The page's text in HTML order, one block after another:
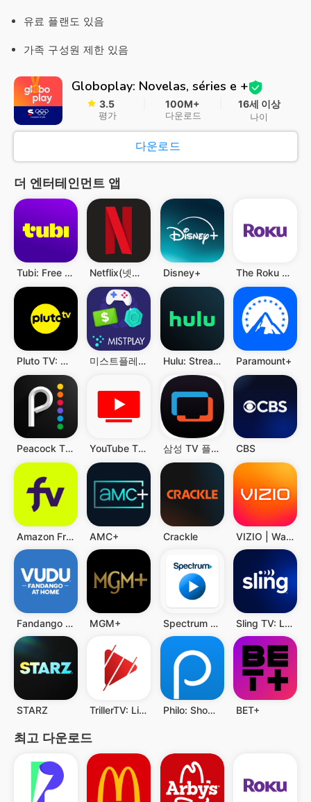
유료 플랜도 있음
가족 구성원 제한 있음
Globoplay: Novelas, séries e +
3.5
평가
100M+
다운로드
16세 이상
나이
다운로드
더 엔터테인먼트 앱
Tubi: Free Movies & Live TV Netflix(넷플릭스) Disney+ The Roku App (Official)
Pluto TV: Watch Free Movies/TV 미스트플레이 – 게임 플레이하고 리워드까지 받으세요 Hulu: Stream TV shows & movies Paramount+
Peacock TV: Stream TV & Movies YouTube TV: Live TV & more 삼성 TV 플러스 CBS
Amazon Freevee: Free Movies/TV AMC+ Crackle VIZIO | WatchFree+
Fandango at Home MGM+ Spectrum TV Sling TV: Live TV + Freestream
STARZ TrillerTV: Live Sports Philo: Shows, Movies, Live TV. BET+
최고 다운로드